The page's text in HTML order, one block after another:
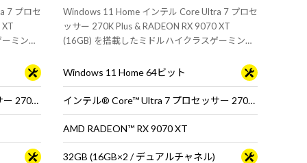
7 プロセ
XT
ミング
インテル® Core™ Ultra 7 プロセッサー 270K Plus ※65W動作
Windows 11 Home インテル Core Ultra 7 プロセ
ッサー 270K Plus & RADEON RX 9070 XT
(16GB) を搭載したミドルハイクラスゲーミング
すすめです。
Windows 11 Home 64ビット
インテル® Core™ Ultra 7 プロセッサー 270K Plus ※65W動作
AMD RADEON™ RX 9070 XT
32GB (16GB×2 / デュアルチャネル)